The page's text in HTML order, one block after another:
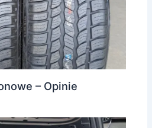
– Opinie